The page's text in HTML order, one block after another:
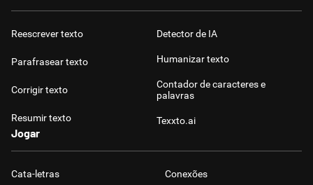
Reescrever texto
Parafrasear texto
Corrigir texto
Resumir texto
Detector de IA
Humanizar texto
Contador de caracteres e
palavras
Texxto.ai
Jogar
Cata-letras Conexões